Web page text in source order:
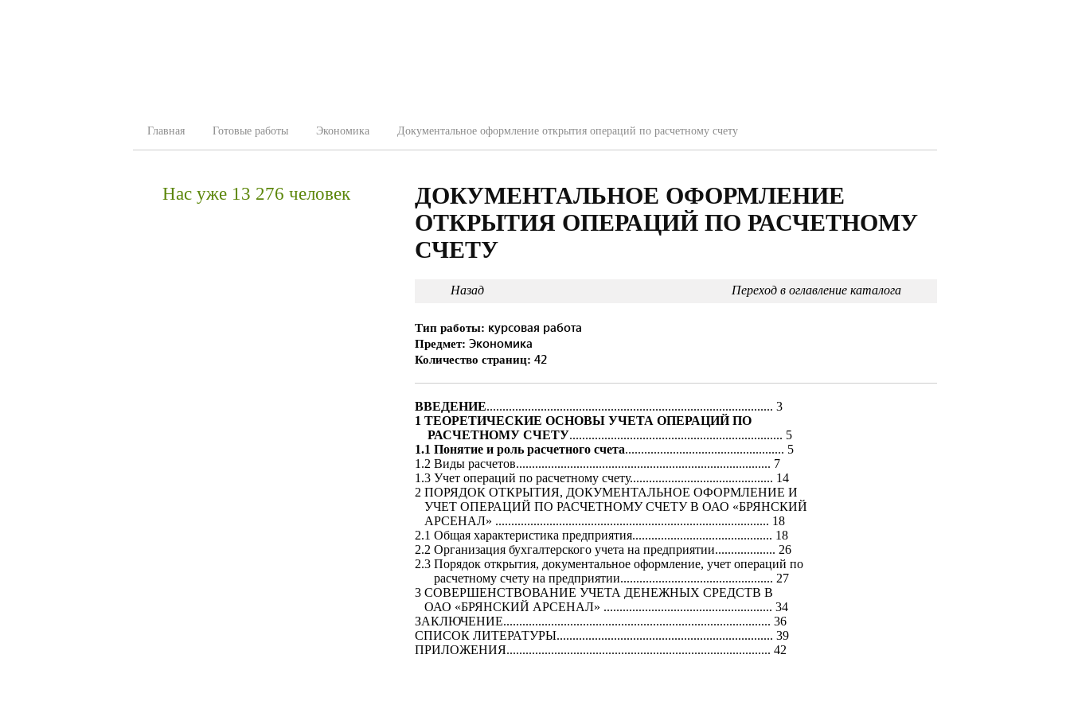
Главная Готовые работы Экономика Документальное оформление открытия операций по расчетному счету
Нас уже 13 276 человек
ДОКУМЕНТАЛЬНОЕ ОФОРМЛЕНИЕ
ОТКРЫТИЯ ОПЕРАЦИЙ ПО РАСЧЕТНОМУ
СЧЕТУ
Назад Переход в оглавление каталога
Тип работы: курсовая работа
Предмет: Экономика
Количество страниц: 42
ВВЕДЕНИЕ.......................................................................................... 3
1 ТЕОРЕТИЧЕСКИЕ ОСНОВЫ УЧЕТА ОПЕРАЦИЙ ПО
РАСЧЕТНОМУ СЧЕТУ................................................................... 5
1.1 Понятие и роль расчетного счета.................................................. 5
1.2 Виды расчетов................................................................................ 7
1.3 Учет операций по расчетному счету............................................. 14
2 ПОРЯДОК ОТКРЫТИЯ, ДОКУМЕНТАЛЬНОЕ ОФОРМЛЕНИЕ И
УЧЕТ ОПЕРАЦИЙ ПО РАСЧЕТНОМУ СЧЕТУ В ОАО «БРЯНСКИЙ
АРСЕНАЛ» ...................................................................................... 18
2.1 Общая характеристика предприятия............................................ 18
2.2 Организация бухгалтерского учета на предприятии................... 26
2.3 Порядок открытия, документальное оформление, учет операций по
расчетному счету на предприятии................................................ 27
3 СОВЕРШЕНСТВОВАНИЕ УЧЕТА ДЕНЕЖНЫХ СРЕДСТВ В
ОАО «БРЯНСКИЙ АРСЕНАЛ» ..................................................... 34
ЗАКЛЮЧЕНИЕ.................................................................................... 36
СПИСОК ЛИТЕРАТУРЫ.................................................................... 39
ПРИЛОЖЕНИЯ................................................................................... 42